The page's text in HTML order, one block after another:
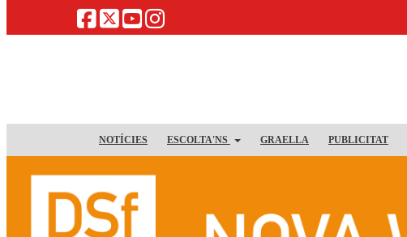
NOTÍCIES ESCOLTA'NS GRAELLA PUBLICITAT